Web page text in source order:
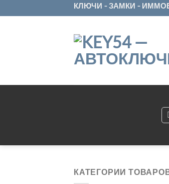
to
КЛЮЧИ - ЗАМКИ -
КАТЕГОРИИ